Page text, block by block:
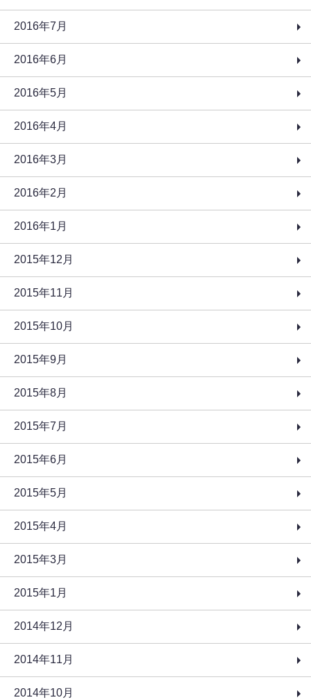
2016年7月
2016年6月
2016年5月
2016年4月
2016年3月
2016年2月
2016年1月
2015年12月
2015年11月
2015年10月
2015年9月
2015年8月
2015年7月
2015年6月
2015年5月
2015年4月
2015年3月
2015年1月
2014年12月
2014年11月
2014年10月